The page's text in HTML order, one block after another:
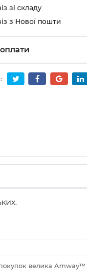
зі складу
з Нової пошти
велика Amway™